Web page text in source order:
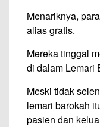
Menariknya,
alias gratis.
Mereka tinggal
di dalam Lemari
Meski tidak
lemari barokah
pasien dan